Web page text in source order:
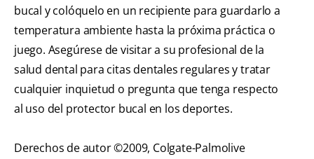
bucal y colóquelo en un recipiente para guardarlo a
temperatura ambiente hasta la próxima práctica o
juego. Asegúrese de visitar a su profesional de la
salud dental para citas dentales regulares y tratar
cualquier inquietud o pregunta que tenga respecto
al uso del protector bucal en los deportes.
Derechos de autor ©2009, Colgate-Palmolive